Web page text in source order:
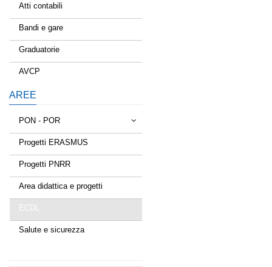
Atti contabili
Bandi e gare
Graduatorie
AVCP
AREE
PON - POR
Tessere la rete
Estate a scuola
Scuola d'estate
Progetti ERASMUS
Progetti PNRR
Area didattica e progetti
ECDL
Salute e sicurezza